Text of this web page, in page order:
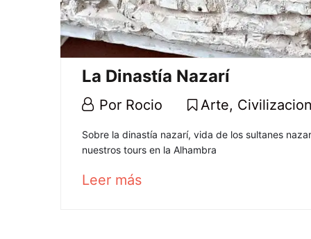
La Dinastía Nazarí
4
2021
Por Rocio Arte,
La
Dinastía
Sobre la dinastía nazarí, vida de los sultanes
nuestros tours en la Alhambra
Leer másabout